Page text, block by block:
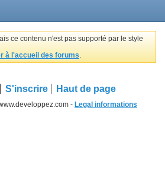
ce contenu n'est pas supporté par le style
à l'accueil des forums
S'inscrire Haut de page
- Legal informations